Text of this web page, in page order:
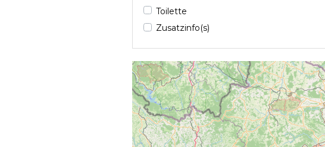
Toilette
Zusatzinfo(s)